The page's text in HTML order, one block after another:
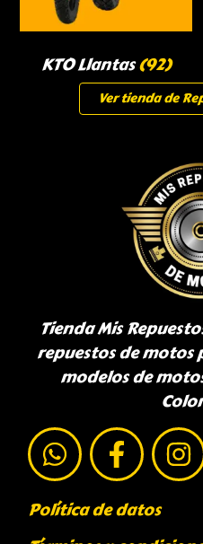
KTO Llantas(92)
Ver tienda de
Tienda Mis
repuestos de
modelos de
Política de datos